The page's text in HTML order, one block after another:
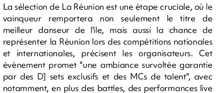
La sélection de La Réunion est une étape cruciale, où le
vainqueur remportera non seulement le titre de
meilleur danseur de l'ile, mais aussi la chance de
représenter la Réunion lors des compétitions nationales
et internationales, précisent les organisateurs. Cet
évènement promet "une ambiance survoltée garantie
par des D] sets exclusifs et des MCs de talent", avec
notamment, en plus des battles, des performances live